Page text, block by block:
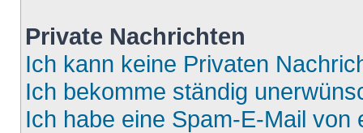
Private Nachrichten
Ich kann keine Privaten
Ich bekomme ständig
Ich habe eine Spam-E-Mail